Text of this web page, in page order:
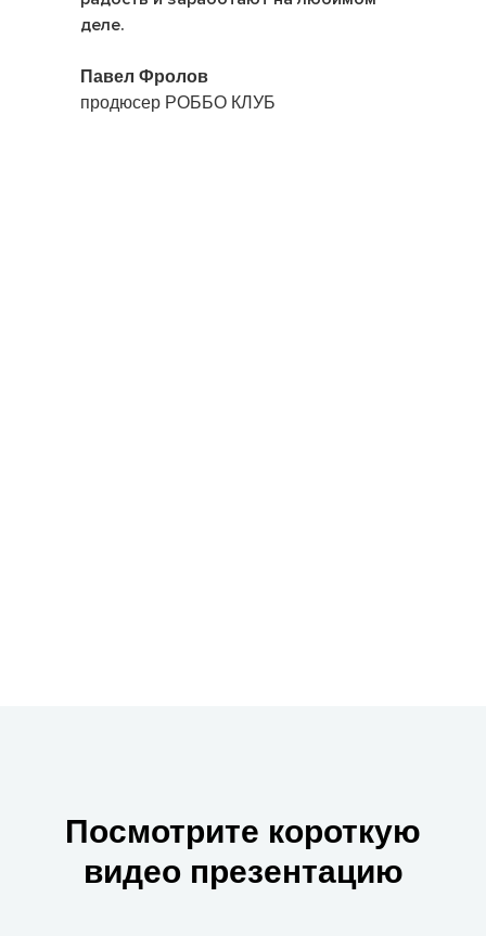
деле.
Павел Фролов
продюсер РОББО КЛУБ
Посмотрите короткую
видео презентацию